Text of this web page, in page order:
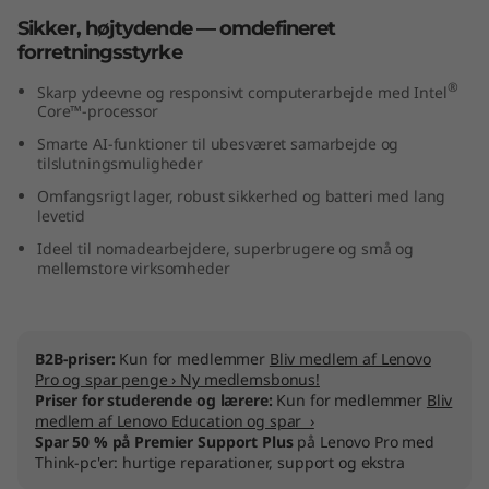
e
Sikker, højtydende — omdefineret
forretningsstyrke
Skarp ydeevne og responsivt computerarbejde med Intel®
Core™-processor
Smarte AI-funktioner til ubesværet samarbejde og
tilslutningsmuligheder
Omfangsrigt lager, robust sikkerhed og batteri med lang
levetid
Ideel til nomadearbejdere, superbrugere og små og
mellemstore virksomheder
B2B-priser: Kun for medlemmer Bliv medlem af Lenovo
Pro og spar penge › Ny medlemsbonus!
Priser for studerende og lærere: Kun for medlemmer Bliv
medlem af Lenovo Education og spar ›
Spar 50 % på Premier Support Pluspå Lenovo Pro med
Think-pc'er: hurtige reparationer, support og ekstra